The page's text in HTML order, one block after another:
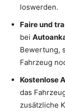
loswerden.
Faire und
bei
Bewertung,
Fahrzeug
Kostenlose
das
zusätzliche